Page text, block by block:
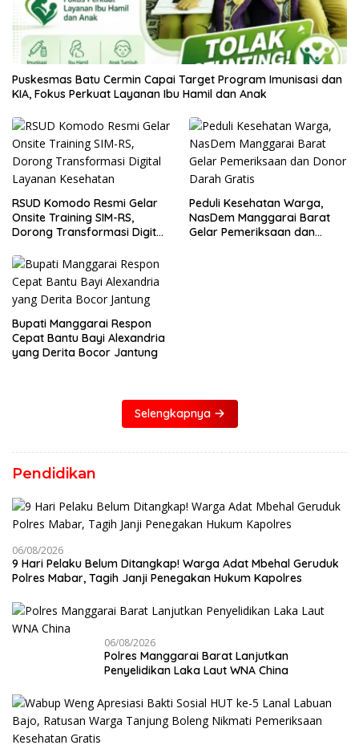
Puskesmas Batu Cermin Capai Target Program Imunisasi dan
KIA, Fokus Perkuat Layanan Ibu Hamil dan Anak
RSUD Komodo Resmi Gelar
Onsite Training SIM-RS,
Dorong Transformasi Digital
Peduli Kesehatan Warga,
NasDem Manggarai Barat
Gelar Pemeriksaan dan
Bupati Manggarai Respon
Cepat Bantu Bayi Alexandria
yang Derita Bocor Jantung
Selengkapnya
Pendidikan
06/08/2026
9 Hari Pelaku Belum Ditangkap! Warga Adat Mbehal Geruduk
Polres Mabar, Tagih Janji Penegakan Hukum Kapolres
06/08/2026
Polres Manggarai Barat Lanjutkan
Penyelidikan Laka Laut WNA China